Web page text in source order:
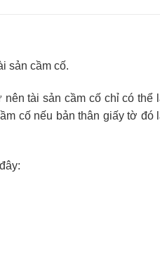
sản cầm cố.
tài sản cầm cố chỉ có thể
cố nếu bản thân giấy tờ đó